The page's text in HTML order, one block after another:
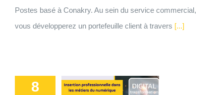
Postes basé à Conakry. Au sein du service commercial,
vous développerez un portefeuille client à travers [...]
8